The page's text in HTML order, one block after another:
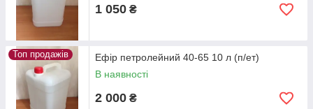
1 050 ₴
Топ продажів
Ефір петролейний 40-65 10 л (п/ет)
В наявності
2 000 ₴